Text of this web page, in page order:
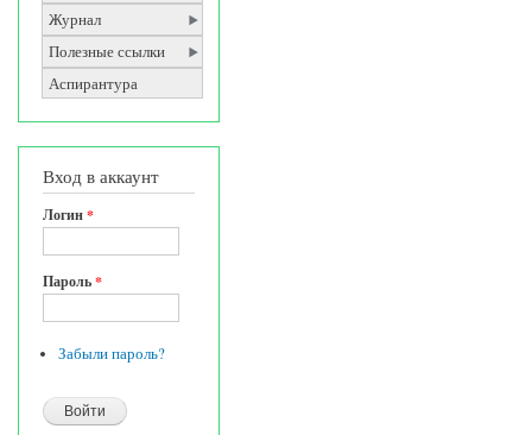
Журнал
Полезные ссылки
Аспирантура
Вход в аккаунт
Логин*
Пароль*
Забыли пароль?